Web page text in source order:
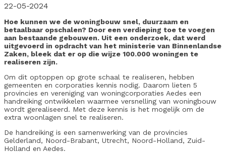
22-05-2024
Hoe kunnen we de woningbouw snel, duurzaam en
betaalbaar opschalen? Door een verdieping toe te voegen
aan bestaande gebouwen. Uit een onderzoek, dat werd
uitgevoerd in opdracht van het ministerie van Binnenlandse
Zaken, bleek dat er op die wijze 100.000 woningen te
realiseren zijn.
Om dit optoppen op grote schaal te realiseren, hebben
gemeenten en corporaties kennis nodig. Daarom lieten 5
provincies en vereniging van woningcorporaties Aedes een
handreiking ontwikkelen waarmee versnelling van woningbouw
wordt gerealiseerd. Met deze kennis is het mogelijk om de
extra woonlagen snel te realiseren.
De handreiking is een samenwerking van de provincies
Gelderland, Noord-Brabant, Utrecht, Noord-Holland, Zuid-
Holland en Aedes.